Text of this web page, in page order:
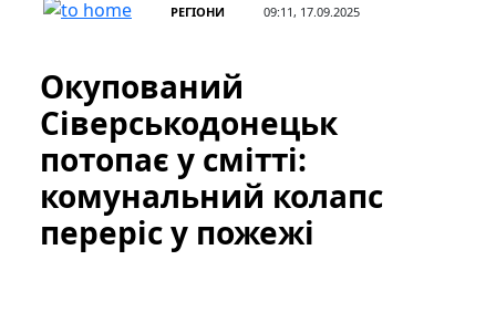
РЕГІОНИ 09:11, 17.09.2025
Окупований
Сіверськодонецьк
потопає у смітті:
комунальний колапс
переріс у пожежі